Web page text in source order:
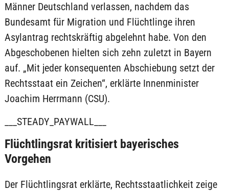
Männer Deutschland verlassen, nachdem das
Bundesamt für Migration und Flüchtlinge ihren
Asylantrag rechtskräftig abgelehnt habe. Von den
Abgeschobenen hielten sich zehn zuletzt in Bayern
auf. „Mit jeder konsequenten Abschiebung setzt der
Rechtsstaat ein Zeichen“, erklärte Innenminister
Joachim Herrmann (CSU).
___STEADY_PAYWALL___
Flüchtlingsrat kritisiert bayerisches
Vorgehen
Der Flüchtlingsrat erklärte, Rechtsstaatlichkeit zeige